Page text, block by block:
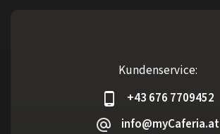
Kundenservice:
+43 676 7709452
info@myCaferia.at